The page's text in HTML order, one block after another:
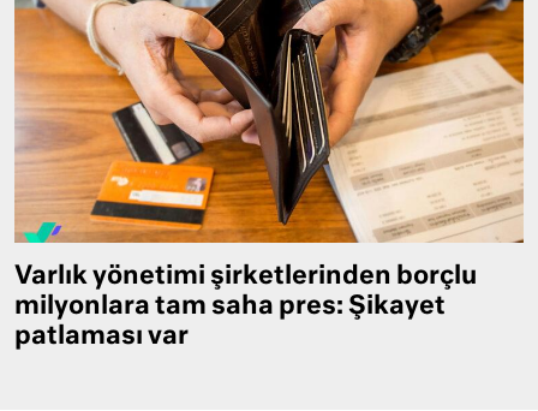
Varlık yönetimi şirketlerinden borçlu
milyonlara tam saha pres: Şikayet
patlaması var